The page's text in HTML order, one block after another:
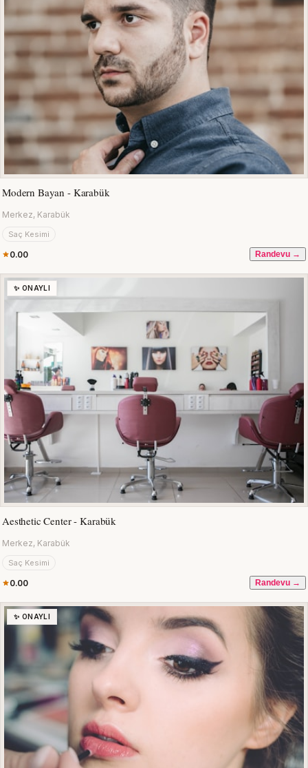
Modern Bayan - Karabük
Merkez, Karabük
Saç Kesimi
0.00 Randevu →
✨ ONAYLI
Aesthetic Center - Karabük
Merkez, Karabük
Saç Kesimi
0.00 Randevu →
✨ ONAYLI